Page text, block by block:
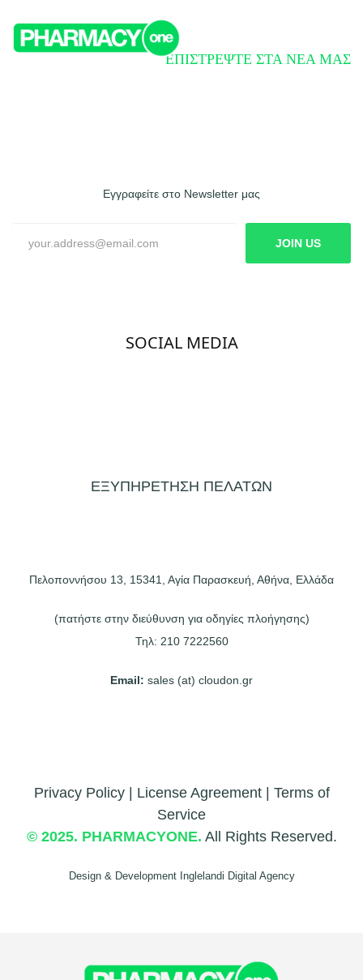
ΕΠΙΣΤΡΕΨΤΕ ΣΤΑ ΝΕΑ ΜΑΣ
Εγγραφείτε στο Newsletter μας
JOIN US
SOCIAL MEDIA
ΕΞΥΠΗΡΕΤΗΣΗ ΠΕΛΑΤΩΝ
Πελοποννήσου 13, 15341, Αγία Παρασκευή, Αθήνα, Ελλάδα
(πατήστε στην διεύθυνση για οδηγίες πλοήγησης)
Τηλ: 210 7222560
Email: sales (at) cloudon.gr
Privacy Policy | License Agreement | Terms of
Service
© 2025. PHARMACYONE. All Rights Reserved.
Design & Development Inglelandi Digital Agency